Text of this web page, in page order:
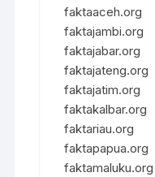
faktaaceh.org
faktajambi.org
faktajabar.org
faktajateng.org
faktajatim.org
faktakalbar.org
faktariau.org
faktapapua.org
faktamaluku.org